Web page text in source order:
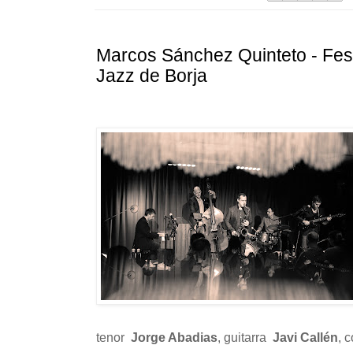
Marcos Sánchez Quinteto -
Jazz de Borja
tenor Jorge Abadias, guitarra Javi Callén,